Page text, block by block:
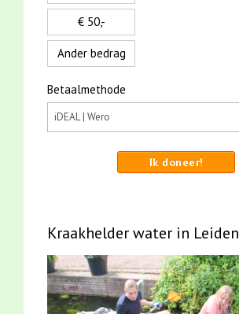
€ 50,-
Ander bedrag
Betaalmethode
Ik doneer!
Kraakhelder water in Leiden